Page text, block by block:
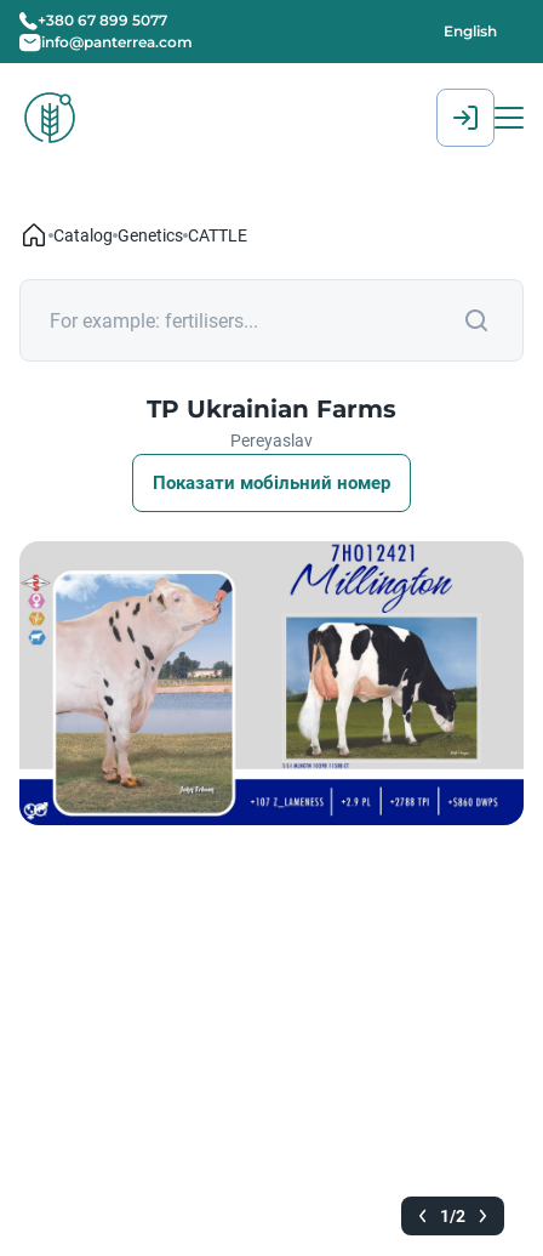
+380 67 899 5077
info@panterrea.com
English
Catalog Genetics CATTLE
TP Ukrainian Farms
Pereyaslav
Показати мобільний номер
1/2